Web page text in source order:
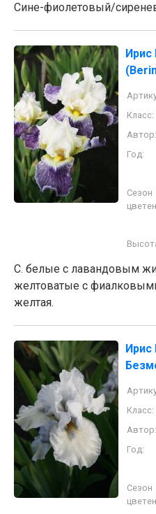
Сине-фиолетовый/
Ирис
Класс:
Автор:
Год:
Сезон
С. белые с лавандовым
желтоватые с
желтая.
Ирис
Класс:
Автор:
Год:
Сезон